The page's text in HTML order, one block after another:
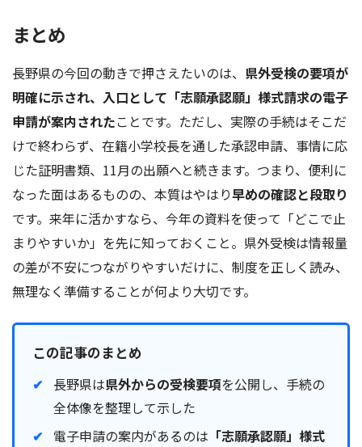
まとめ
長野県の今回の動きで押さえたいのは、 県外受検の要項が
明確に示され、入口として「志願承認願」様式請求の電子
申請が案内されたことです。ただし、実際の手続はそこだ
けで終わらず、在籍小学校長を通した承認申請、事情に応
じた証明書類、11月の出願へと続きます。つまり、便利に
なった面はあるものの、本質はやはり早めの確認と段取り
です。来年に活かすなら、今年の資料を使って「どこで止
まりやすいか」を先に知っておくこと。県外受検は情報量
の差が不安につながりやすいだけに、制度を正しく読み、
無理なく準備することが何より大切です。
この記事のまとめ
長野県は県外からの受検要項を公開し、手続の
全体像を整理して示した
電子申請の案内があるのは 「志願承認願」様式